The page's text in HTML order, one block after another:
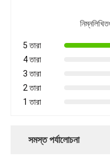
5 তারা
4 তারা
3 তারা
2 তারা
1 তারা
সমস্ত পর্যালোচনা